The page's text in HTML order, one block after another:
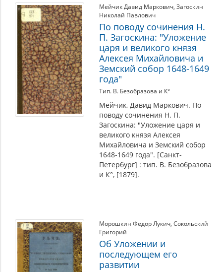
Мейчик Давид Маркович, Загоскин
Николай Павлович
По поводу сочинения Н.
П. Загоскина: "Уложение
царя и великого князя
Алексея Михайловича и
Земский собор 1648-1649
года"
Тип. В. Безобразова и К°
Мейчик, Давид Маркович. По
поводу сочинения Н. П.
Загоскина: "Уложение царя и
великого князя Алексея
Михайловича и Земский собор
1648-1649 года". [Санкт-
Петербург] : тип. В. Безобразова
и К°, [1879].
Морошкин Федор Лукич, Сокольский
Григорий
Об Уложении и
последующем его
развитии